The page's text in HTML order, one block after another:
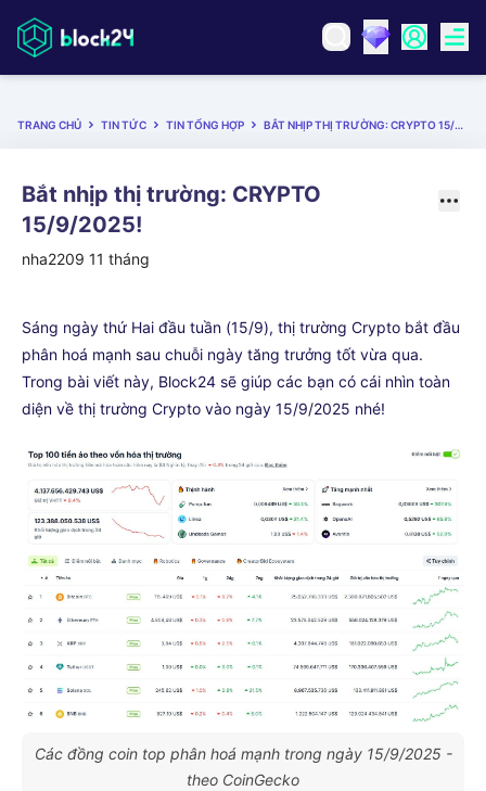
TRANG CHỦ TIN TỨC TIN TỔNG HỢP BẮT NHỊP THỊ TRƯỜNG: CRYPTO 15/9/2025!
Bắt nhịp thị trường: CRYPTO
15/9/2025!
nha2209 11 tháng
Sáng ngày thứ Hai đầu tuần (15/9), thị trường Crypto bắt đầu
phân hoá mạnh sau chuỗi ngày tăng trưởng tốt vừa qua.
Trong bài viết này, Block24 sẽ giúp các bạn có cái nhìn toàn
diện về thị trường Crypto vào ngày 15/9/2025 nhé!
Các đồng coin top phân hoá mạnh trong ngày 15/9/2025 -
theo CoinGecko